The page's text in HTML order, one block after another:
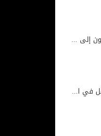
إلى ...
في ا...